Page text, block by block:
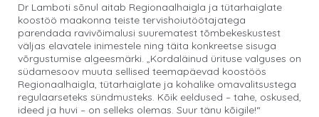
Dr Lamboti sõnul aitab Regionaalhaigla ja tütarhaiglate
koostöö maakonna teiste tervishoiutöötajatega
parendada ravivõimalusi suurematest tõmbekeskustest
väljas elavatele inimestele ning täita konkreetse sisuga
võrgustumise algeesmärki. „Kordaläinud ürituse valguses on
südamesoov muuta sellised teemapäevad koostöös
Regionaalhaigla, tütarhaiglate ja kohalike omavalitsustega
regulaarseteks sündmusteks. Kõik eeldused – tahe, oskused,
ideed ja huvi – on selleks olemas. Suur tänu kõigile!“